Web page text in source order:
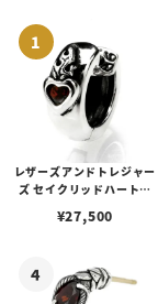
レザーズアンドトレジャー
ズ セイクリッドハートピ
¥27,500